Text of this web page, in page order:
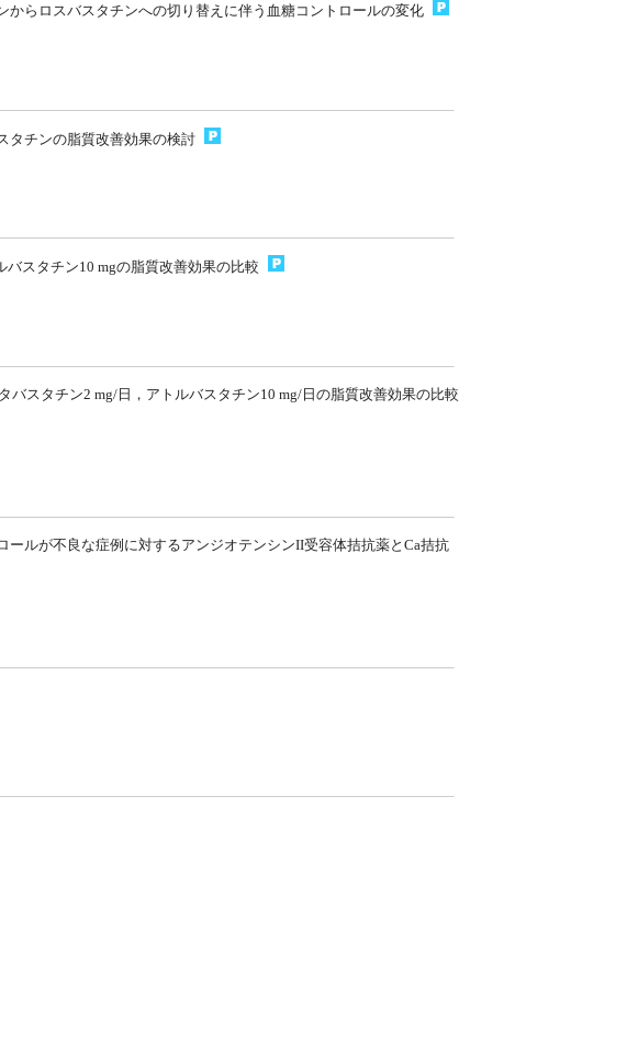
らロスバスタチンへの切り替えに伴う血糖コントロールの変化
タチンの脂質改善効果の検討
スタチン10 mgの脂質改善効果の比較
スタチン2 mg/日，アトルバスタチン10 mg/日の脂質改善効果の比較
ルが不良な症例に対するアンジオテンシンII受容体拮抗薬とCa拮抗